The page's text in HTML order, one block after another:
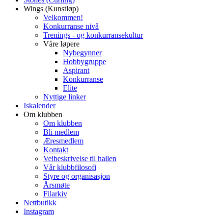
Wings (Kunstløp)
Velkommen!
Konkurranse nivå
Trenings - og konkurransekultur
Våre løpere
Nybegynner
Hobbygruppe
Aspirant
Konkurranse
Elite
Nyttige linker
Iskalender
Om klubben
Om klubben
Bli medlem
Æresmedlem
Kontakt
Veibeskrivelse til hallen
Vår klubbfilosofi
Styre og organisasjon
Årsmøte
Filarkiv
Nettbutikk
Instagram